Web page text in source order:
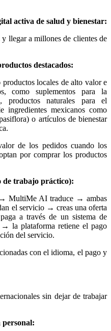
activa de salud y bienestar:
llegar a millones de clientes de
destacados:
locales de alto valor e
como suplementos para la
productos naturales para el
ingredientes mexicanos como
o artículos de bienestar
de los pedidos cuando los
por comprar los productos
trabajo práctico):
MultiMe AI traduce → ambas
el servicio → creas una oferta
a través de un sistema de
→ la plataforma retiene el pago
del servicio.
con el idioma, el pago y
sin dejar de trabajar